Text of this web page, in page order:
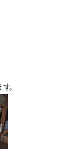
。